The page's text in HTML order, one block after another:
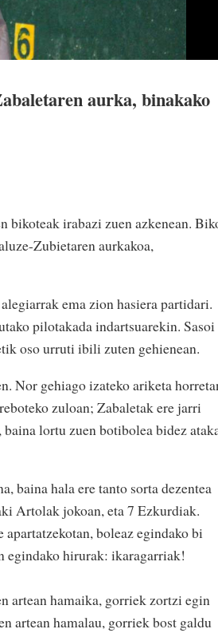
aurka, binakako
bikoteak irabazi zuen azkenean.
Zubietaren aurkakoa,
ema zion hasiera partidari.
pilotakada indartsuarekin. Sasoi
oso urruti ibili zuten gehienean.
Nor gehiago izateko ariketa
zuloan; Zabaletak ere jarri
lortu zuen botibolea bidez
baina hala ere tanto sorta dezentea
Artolak jokoan, eta 7 Ezkurdiak.
boleaz egindako bi
egindako hirurak: ikaragarriak!
artean hamaika, gorriek zortzi egin
artean hamalau, gorriek bost galdu